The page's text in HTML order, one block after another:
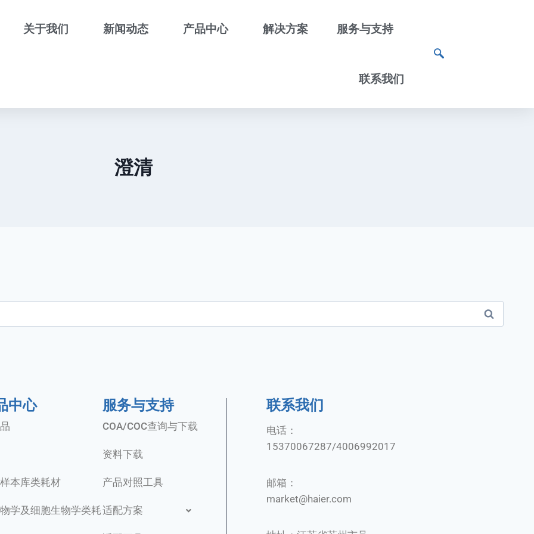
关于我们 新闻动态 产品中心 解决方案 服务与支持
联系我们
澄清
中心
本库类耗材
学及细胞生物学类耗
服务与支持
COA/COC查询与下载
资料下载
产品对照工具
适配方案
联系我们
电话：
15370067287/4006992017
邮箱：
market@haier.com